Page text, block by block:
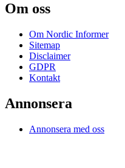
Om oss
Om Nordic Informer
Sitemap
Disclaimer
GDPR
Kontakt
Annonsera
Annonsera med oss